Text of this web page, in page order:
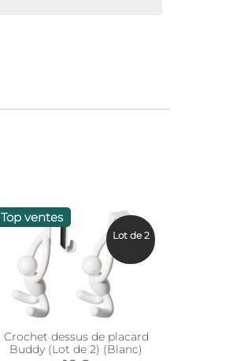
Top ventes
Crochet dessus de placard
Buddy (Lot de 2) (Blanc)
Lot de 2